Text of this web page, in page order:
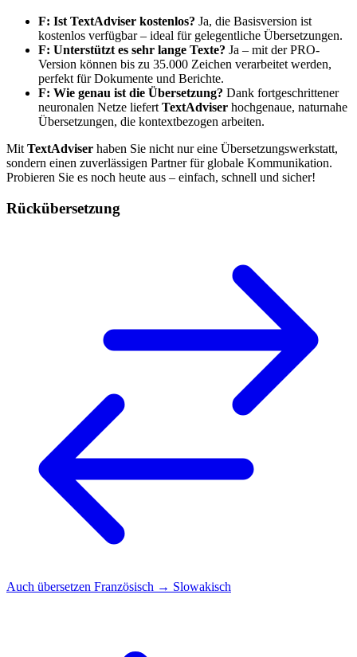
F: Ist TextAdviser kostenlos? Ja, die Basisversion ist
kostenlos verfügbar – ideal für gelegentliche Übersetzungen.
F: Unterstützt es sehr lange Texte? Ja – mit der PRO-
Version können bis zu 35.000 Zeichen verarbeitet werden,
perfekt für Dokumente und Berichte.
F: Wie genau ist die Übersetzung? Dank fortgeschrittener
neuronalen Netze liefert TextAdviser hochgenaue, naturnahe
Übersetzungen, die kontextbezogen arbeiten.
Mit TextAdviser haben Sie nicht nur eine Übersetzungswerkstatt,
sondern einen zuverlässigen Partner für globale Kommunikation.
Probieren Sie es noch heute aus – einfach, schnell und sicher!
Rückübersetzung
Auch übersetzen Französisch → Slowakisch